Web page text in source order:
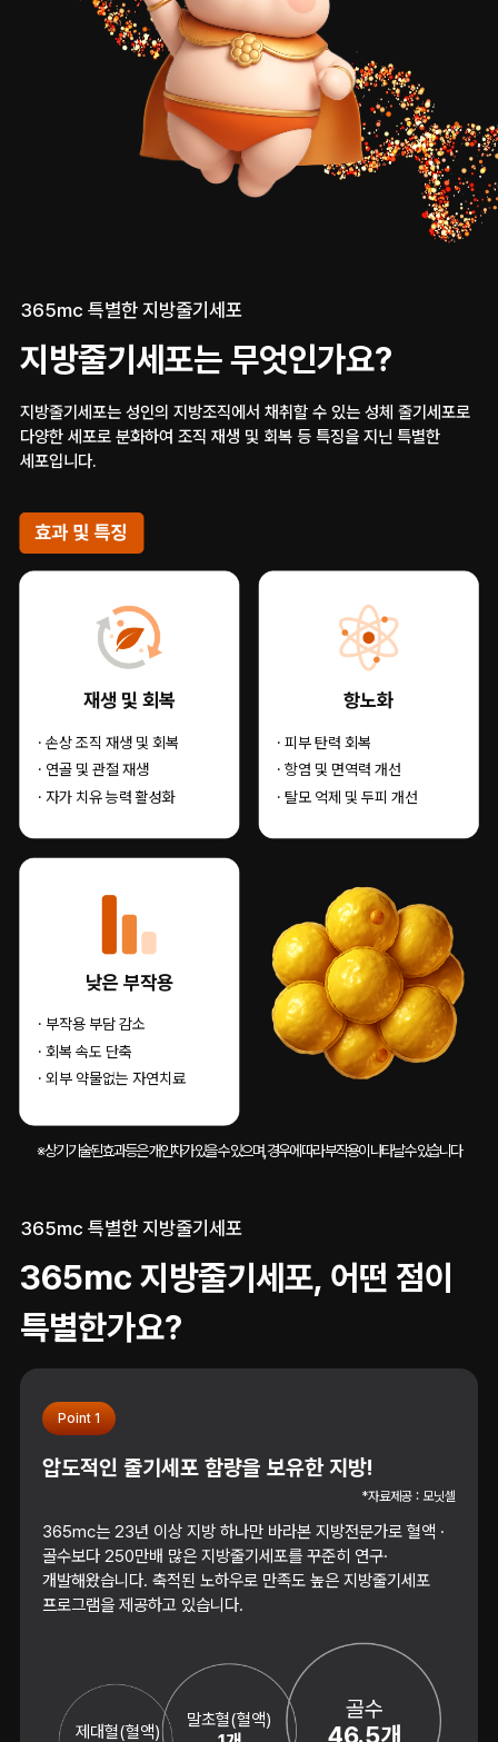
365mc 특별한 지방줄기세포
지방줄기세포는 무엇인가요?
지방줄기세포는 성인의 지방조직에서 채취할 수 있는 성체 줄기세포로
다양한 세포로 분화하여 조직 재생 및 회복 등 특징을 지닌 특별한
세포입니다.
재생 및 회복
· 손상 조직 재생 및 회복
· 연골 및 관절 재생
· 자가 치유 능력 활성화
항노화
· 피부 탄력 회복
· 항염 및 면역력 개선
· 탈모 억제 및 두피 개선
낮은 부작용
· 부작용 부담 감소
· 회복 속도 단축
· 외부 약물없는 자연치료
※ 상기 기술된 효과 등은 개인차가 있을 수 있으며, 경우에 따라 부작용이 나타날 수 있습니다
365mc 특별한 지방줄기세포
365mc 지방줄기세포, 어떤 점이
특별한가요?
Point 1
압도적인 줄기세포 함량을 보유한 지방!
*자료제공 : 모닛셀
365mc는 23년 이상 지방 하나만 바라본 지방전문가로 혈액 ·
골수보다 250만배 많은 지방줄기세포를 꾸준히 연구·
개발해왔습니다. 축적된 노하우로 만족도 높은 지방줄기세포
프로그램을 제공하고 있습니다.
제대혈(혈액)
말초혈(혈액) 골수
46.5개